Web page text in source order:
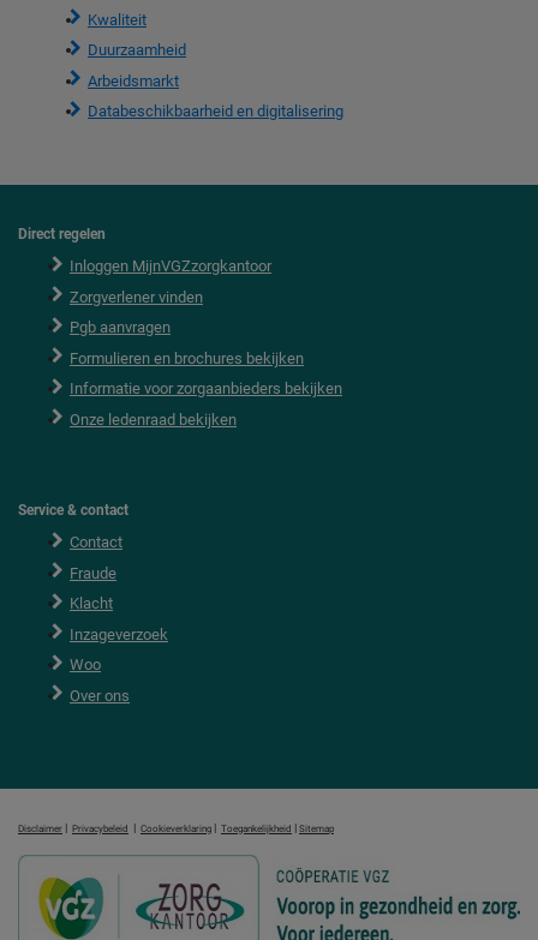
Kwaliteit
Duurzaamheid
Arbeidsmarkt
Databeschikbaarheid en digitalisering
Direct regelen
Inloggen MijnVGZzorgkantoor
Zorgverlener vinden
Pgb aanvragen
Formulieren en brochures bekijken
Informatie voor zorgaanbieders bekijken
Onze ledenraad bekijken
Service & contact
Contact
Fraude
Klacht
Inzageverzoek
Woo
Over ons
Disclaimer | Privacybeleid | Cookieverklaring | Toegankelijkheid | Sitemap